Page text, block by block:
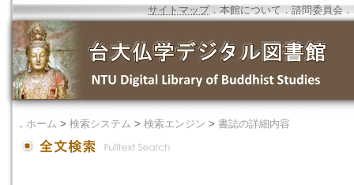
サイトマップ．本館について ． 諮問委員会 ．
． ホーム > 検索システム > 検索エンジン > 書誌の詳細内容